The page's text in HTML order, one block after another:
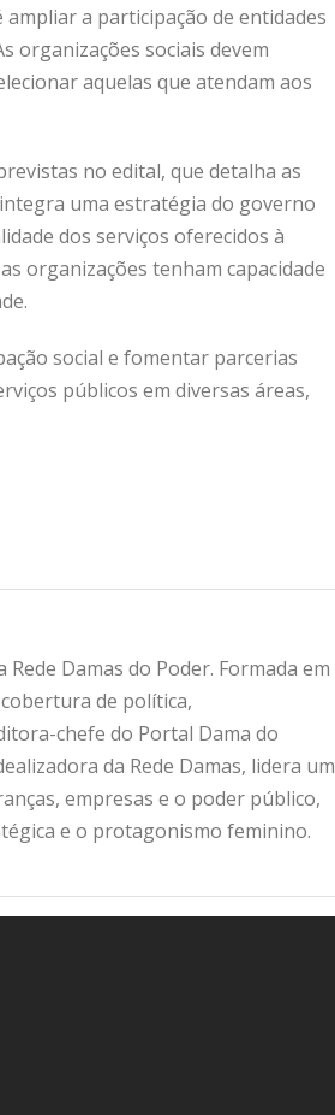
a participação de entidades
organizações sociais devem
aquelas que atendam aos
no edital, que detalha as
uma estratégia do governo
dos serviços oferecidos à
organizações tenham capacidade
social e fomentar parcerias
públicos em diversas áreas,
Damas do Poder. Formada em
de política,
chefe do Portal Dama do
da Rede Damas, lidera um
empresas e o poder público,
e o protagonismo feminino.